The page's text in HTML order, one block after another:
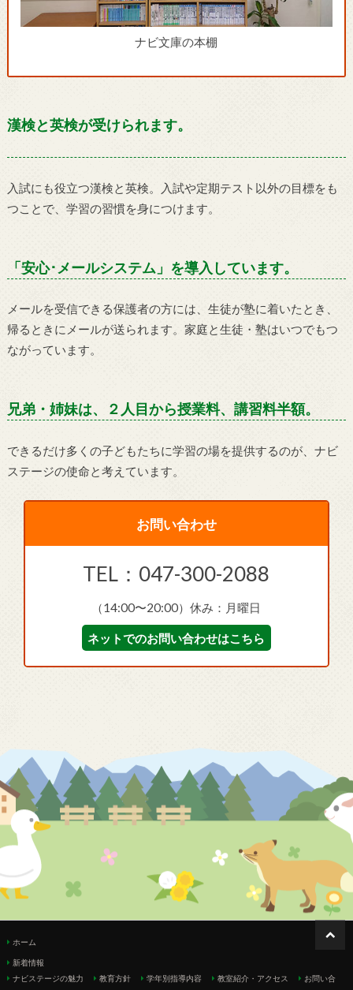
ナビ文庫の本棚
漢検と英検が受けられます。
入試にも役立つ漢検と英検。入試や定期テスト以外の目標をも
つことで、学習の習慣を身につけます。
「安心･メールシステム」を導入しています。
メールを受信できる保護者の方には、生徒が塾に着いたとき、
帰るときにメールが送られます。家庭と生徒・塾はいつでもつ
ながっています。
兄弟・姉妹は、２人目から授業料、講習料半額。
できるだけ多くの子どもたちに学習の場を提供するのが、ナビ
ステージの使命と考えています。
お問い合わせ
TEL：047-300-2088
（14:00〜20:00）休み：月曜日
ネットでのお問い合わせはこちら
ホーム
新着情報
ナビステージの魅力
教育方針 学年別指導内容 教室紹介・アクセス
お問い合